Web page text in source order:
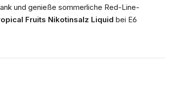
und genieße sommerliche Red-Line-
Fruits Nikotinsalz Liquid bei E6